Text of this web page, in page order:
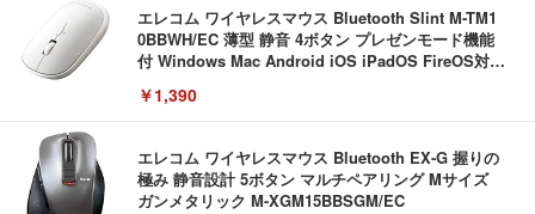
エレコム ワイヤレスマウス Bluetooth Slint M-TM1
0BBWH/EC 薄型 静音 4ボタン プレゼンモード機能
付 Windows Mac Android iOS iPadOS FireOS対応
￥1,390
エレコム ワイヤレスマウス Bluetooth EX-G 握りの
極み 静音設計 5ボタン マルチペアリング Mサイズ
ガンメタリック M-XGM15BBSGM/EC